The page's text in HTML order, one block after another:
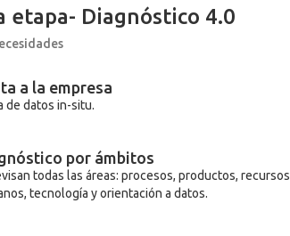
etapa- Diagnóstico 4.0
a la empresa
de datos in-situ.
por ámbitos
todas las áreas: procesos, productos, recursos
tecnología y orientación a datos.